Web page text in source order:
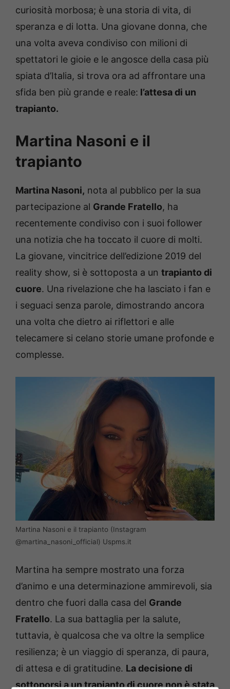
curiosità morbosa; è una storia di vita, di
speranza e di lotta. Una giovane donna, che
una volta aveva condiviso con milioni di
spettatori le gioie e le angosce della casa più
spiata d’Italia, si trova ora ad affrontare una
sfida ben più grande e reale: l’attesa di un
trapianto.
Martina Nasoni e il
trapianto
Martina Nasoni, nota al pubblico per la sua
partecipazione al Grande Fratello, ha
recentemente condiviso con i suoi follower
una notizia che ha toccato il cuore di molti.
La giovane, vincitrice dell’edizione 2019 del
reality show, si è sottoposta a un trapianto di
cuore. Una rivelazione che ha lasciato i fan e
i seguaci senza parole, dimostrando ancora
una volta che dietro ai riflettori e alle
telecamere si celano storie umane profonde e
complesse.
Martina Nasoni e il trapianto (Instagram
@martina_nasoni_official) Uspms.it
Martina ha sempre mostrato una forza
d’animo e una determinazione ammirevoli, sia
dentro che fuori dalla casa del Grande
Fratello. La sua battaglia per la salute,
tuttavia, è qualcosa che va oltre la semplice
resilienza; è un viaggio di speranza, di paura,
di attesa e di gratitudine. La decisione di
sottoporsi a un trapianto di cuore non è stata